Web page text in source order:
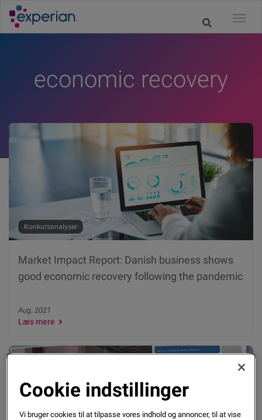
economic recovery
Konkursanalyser
Market Impact Report: Danish business shows
good economic recovery following the pandemic
Aug. 2021
Læs mere
Cookie indstillinger
Vi bruger cookies til at tilpasse vores indhold og annoncer, til at vise